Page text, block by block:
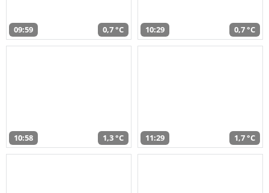
09:59 0,7 °C 10:29 0,7 °C
10:58 1,3 °C 11:29 1,7 °C